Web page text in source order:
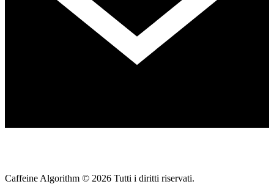
Caffeine Algorithm © 2026 Tutti i diritti riservati.